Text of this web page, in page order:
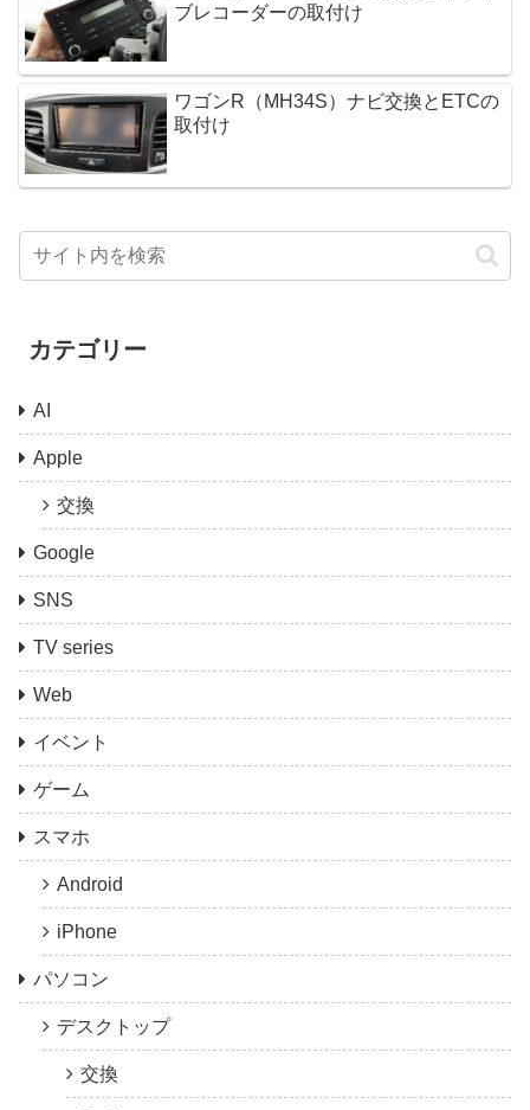
ブレコーダーの取付け
ワゴンR（MH34S）ナビ交換とETCの
取付け
カテゴリー
AI
Apple
交換
Google
SNS
TV series
Web
イベント
ゲーム
スマホ
Android
iPhone
パソコン
デスクトップ
交換